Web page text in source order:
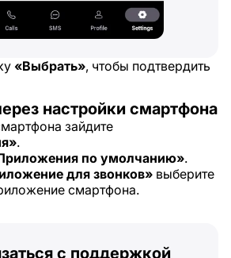
«Выбрать», чтобы подтвердить
настройки смартфона
зайдите
.
по умолчанию».
для звонков» выберите
смартфона.
с поддержкой